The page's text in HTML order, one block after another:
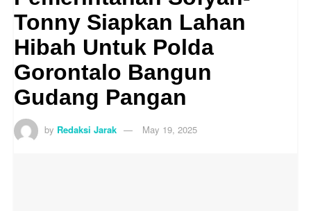
Tonny Siapkan Lahan
Hibah Untuk Polda
Gorontalo Bangun Gudang
Pangan
by Redaksi Jarak May 19, 2025